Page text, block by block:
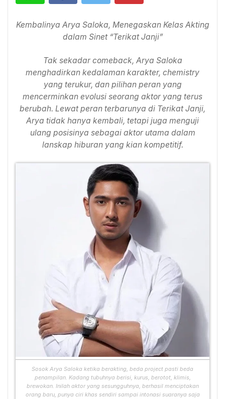
Kembalinya Arya Saloka, Menegaskan Kelas Akting
dalam Sinet “Terikat Janji”
Tak sekadar comeback, Arya Saloka
menghadirkan kedalaman karakter, chemistry
yang terukur, dan pilihan peran yang
mencerminkan evolusi seorang aktor yang terus
berubah. Lewat peran terbarunya di Terikat Janji,
Arya tidak hanya kembali, tetapi juga menguji
ulang posisinya sebagai aktor utama dalam
lanskap hiburan yang kian kompetitif.
Sosok Arya Saloka ketika berakting, beda project pasti beda
penampilan. Kadang tubuhnya berisi, kurus, berotot, klimis,
brewokan. Inilah aktor yang sesungguhnya, berhasil menciptakan
orang baru, punya ciri khas sendiri sampai intonasi suaranya saja